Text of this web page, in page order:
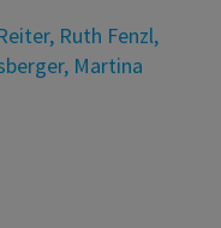
, Ruth Fenzl,
, Martina